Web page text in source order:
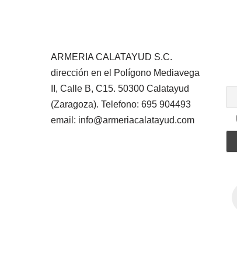
ARMERIA CALATAYUD S.C.
dirección en el Polígono Mediavega
II, Calle B, C15. 50300 Calatayud
(Zaragoza). Telefono: 695 904493
email: info@armeriacalatayud.com